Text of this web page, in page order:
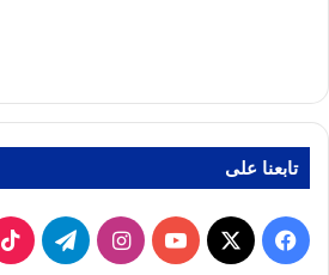
تابعنا على
فيسبوك
‫X
‫YouTubeانستقرامتيلقرام